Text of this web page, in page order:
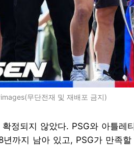
무단전재 및 재배포 금지)
정되지 않았다. PSG와 아틀레
까지 남아 있고, PSG가 만족